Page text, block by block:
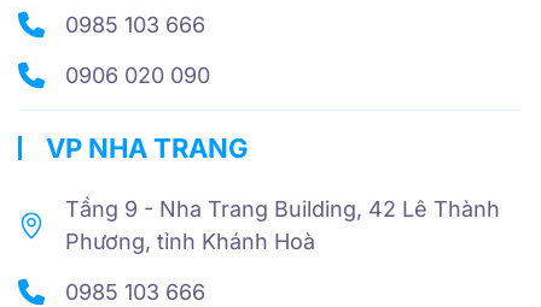
0985 103 666
0906 020 090
VP NHA TRANG
Tầng 9 - Nha Trang Building, 42 Lê Thành
Phương, tỉnh Khánh Hoà
0985 103 666